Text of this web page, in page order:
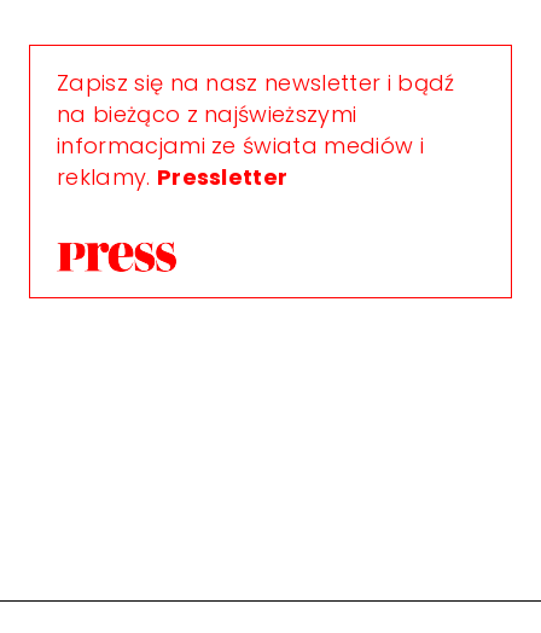
Zapisz się na nasz newsletter i bądź
na bieżąco z najświeższymi
informacjami ze świata mediów i
reklamy. Pressletter